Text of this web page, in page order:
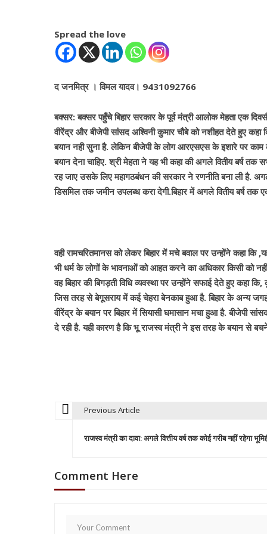
Spread the love
द जनमित्र । विमल यादव। 9431092766
बक्सर: बक्सर पहुँचे बिहार सरकार के पूर्व मंत्री आलोक मेहता एक
वीरेंद्र और बीजेपी सांसद अश्विनी कुमार चौबे को नशीहत देते हुए
बयान नही सुना है. लेकिन बीजेपी के लोग आरएसएस के इशारे पर काम
बयान देना चाहिए. श्री मेहता ने यह भी कहा की अगले वितीय बर्ष तक
रह जाए उसके लिए महागठबंधन की सरकार ने रणनीति बना ली है.
डिसमिल तक जमीन उपलब्ध करा देगी.बिहार में अगले वितीय बर्ष तक
वही रामचरितमानस को लेकर बिहार में मचे बवाल पर उन्होंने कहा कि
भी धर्म के लोगों के भावनाओं को आहत करने का अधिकार किसी को
वह बिहार की बिगड़ती विधि व्यवस्था पर उन्होंने सफाई देते हुए कहा
जिस तरह से बेगूसराय में कई चेहरा बेनकाब हुआ है. बिहार के अन्य
वीरेंद्र के बयान पर बिहार में सियासी घमासान मचा हुआ है. बीजेपी
दे रही है. यही कारण है कि भू राजस्व मंत्री ने इस तरह के बयान से
s
Previous Article
राजस्व मंत्री का दावा: अगले वित्तीय वर्ष तक कोई गरीब नहीं रहेगा
Comment Here